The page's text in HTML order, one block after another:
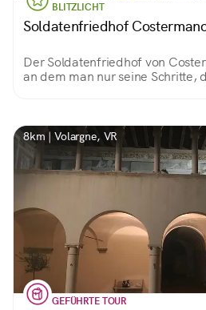
BLITZLICHT
Soldatenfriedhof
Der Soldatenfriedhof von
an dem man nur seine Schritte,
8km | Volargne, VR
GEFÜHRTE TOUR